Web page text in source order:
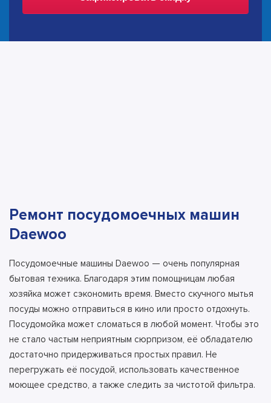
Ремонт посудомоечных машин
Daewoo
Посудомоечные машины Daewoo — очень популярная
бытовая техника. Благодаря этим помощницам любая
хозяйка может сэкономить время. Вместо скучного мытья
посуды можно отправиться в кино или просто отдохнуть.
Посудомойка может сломаться в любой момент. Чтобы это
не стало частым неприятным сюрпризом, её обладателю
достаточно придерживаться простых правил. Не
перегружать её посудой, использовать качественное
моющее средство, а также следить за чистотой фильтра.